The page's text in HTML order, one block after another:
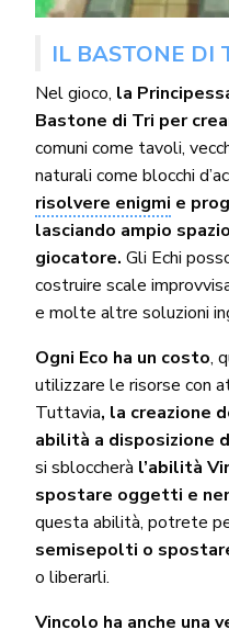
IL BASTONE DI
Nel gioco, la
Bastone di Tri per
comuni come tavoli,
naturali come blocchi
risolvere enigmi e
lasciando ampio
giocatore. Gli Echi
costruire scale
e molte altre soluzioni
Ogni Eco ha un costo,
utilizzare le risorse con
Tuttavia, la creazione
abilità a disposizione
si sbloccherà l’abilità
spostare oggetti e
questa abilità, potrete
semisepolti o
o liberarli.
Vincolo ha anche una